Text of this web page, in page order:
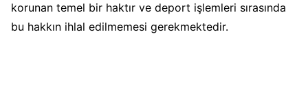
korunan temel bir haktır ve deport işlemleri sırasında
bu hakkın ihlal edilmemesi gerekmektedir.